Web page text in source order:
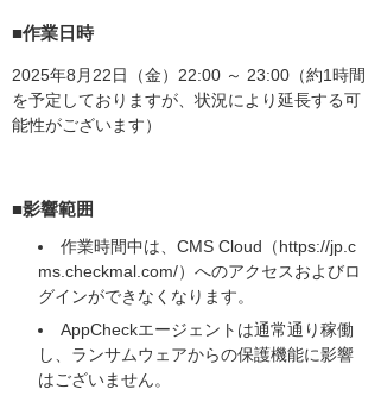
■作業日時
2025年8月22日（金）22:00 ～ 23:00（約1時間
を予定しておりますが、状況により延長する可
能性がございます）
■影響範囲
作業時間中は、CMS Cloud（https://jp.c
ms.checkmal.com/）へのアクセスおよびロ
グインができなくなります。
AppCheckエージェントは通常通り稼働
し、ランサムウェアからの保護機能に影響
はございません。